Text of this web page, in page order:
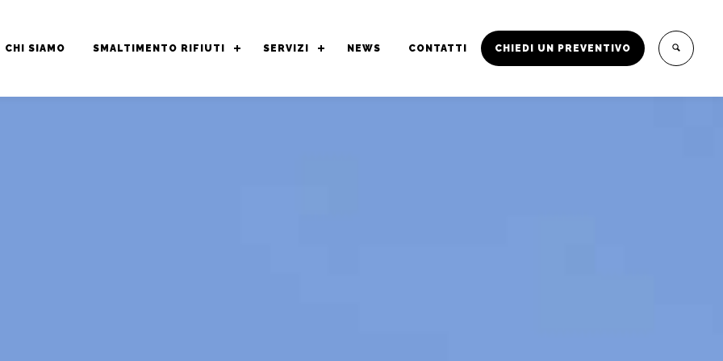
CHI SIAMO SMALTIMENTO RIFIUTI SERVIZI NEWS CONTATTI CHIEDI UN PREVENTIVO